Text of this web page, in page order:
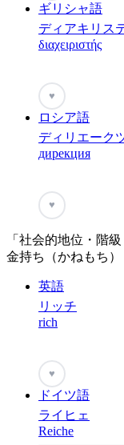
ギリシャ語
ディアキリス
διαχειριστής
♥
ロシア語
ディリエーク
дирекция
♥
「社会的地位・階
金持ち（かねもち）
英語
リッチ
rich
♥
ドイツ語
ライヒェ
Reiche